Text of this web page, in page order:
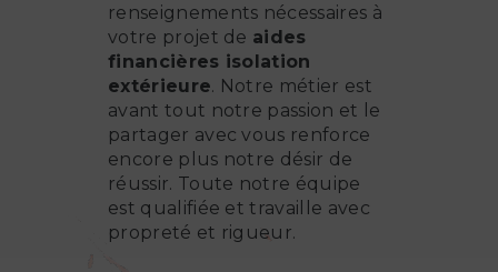
renseignements nécessaires à
votre projet de aides
financières isolation
extérieure. Notre métier est
avant tout notre passion et le
partager avec vous renforce
encore plus notre désir de
réussir. Toute notre équipe
est qualifiée et travaille avec
propreté et rigueur.